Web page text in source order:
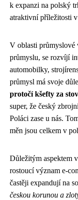
k expanzi na polský
atraktivní příležitosti
V oblasti průmyslové
průmyslu, se rozvíjí
automobilky,
průmysl má svoje
protočí kšefty za
super, že český
Poláci zase u nás.
měn jsou celkem v
Důležitým aspektem
rostoucí význam e-
častěji expandují na
českou korunou a